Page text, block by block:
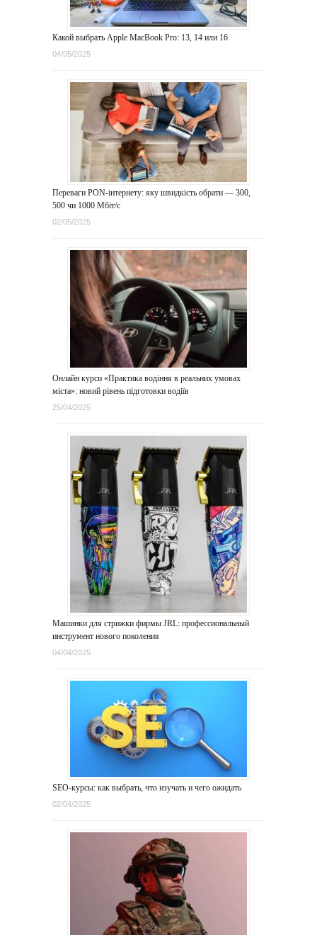
Какой выбрать Apple MacBook Pro: 13, 14 или 16
04/05/2025
Переваги PON-інтернету: яку швидкість обрати — 300,
500 чи 1000 Мбіт/с
02/05/2025
Онлайн курси «Практика водіння в реальних умовах
міста»: новий рівень підготовки водіїв
25/04/2025
Машинки для стрижки фирмы JRL: профессиональный
инструмент нового поколения
04/04/2025
SEO-курсы: как выбрать, что изучать и чего ожидать
02/04/2025